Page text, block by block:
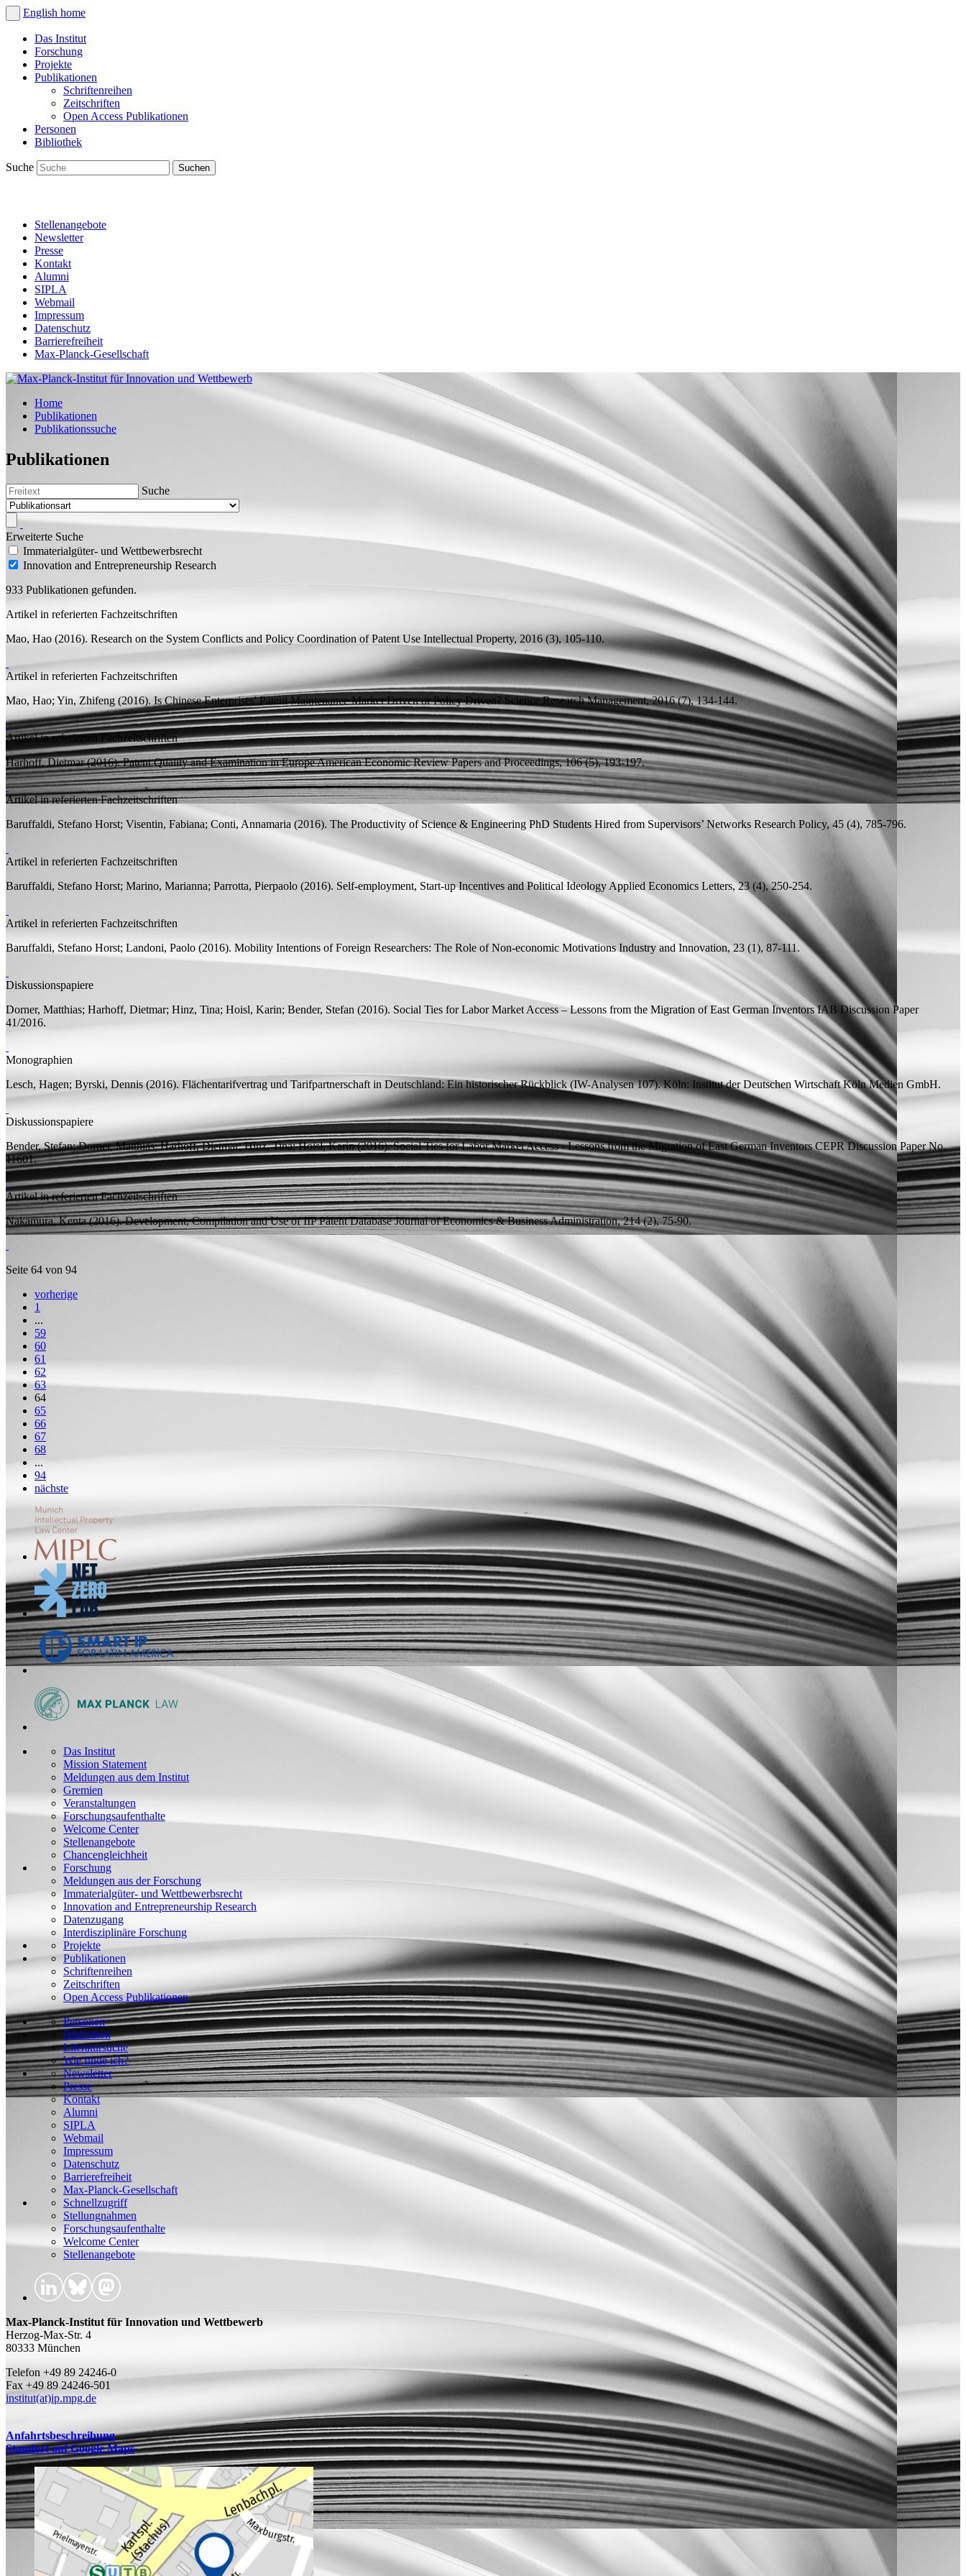
English home
Das Institut
Forschung
Projekte
Publikationen
Schriftenreihen
Zeitschriften
Open Access Publikationen
Personen
Bibliothek
Suche
Stellenangebote
Newsletter
Presse
Kontakt
Alumni
SIPLA
Webmail
Impressum
Datenschutz
Barrierefreiheit
Max-Planck-Gesellschaft
Home
Publikationen
Publikationssuche
Publikationen
Suche
Erweiterte Suche
Immaterialgüter- und Wettbewerbsrecht
Innovation and Entrepreneurship Research
933 Publikationen gefunden.
Artikel in referierten Fachzeitschriften
Mao, Hao (2016). Research on the System Conflicts and Policy Coordination of Patent Use Intellectual Property, 2016 (3), 105-110.
Artikel in referierten Fachzeitschriften
Mao, Hao; Yin, Zhifeng (2016). Is Chinese Enterprises' Patent Maintenance Market Driven or Policy Driven? Science Research Management, 2016 (7), 134-144.
Artikel in referierten Fachzeitschriften
Harhoff, Dietmar(2016).Patent Quality and Examination in EuropeAmerican Economic Review Papers and Proceedings, 106 (5), 193-197.
Artikel in referierten Fachzeitschriften
Baruffaldi, Stefano Horst; Visentin, Fabiana; Conti, Annamaria (2016). The Productivity of Science & Engineering PhD Students Hired from Supervisors’ Networks Research Policy, 45 (4), 785-796.
Artikel in referierten Fachzeitschriften
Baruffaldi, Stefano Horst; Marino, Marianna; Parrotta, Pierpaolo (2016). Self-employment, Start-up Incentives and Political Ideology Applied Economics Letters, 23 (4), 250-254.
Artikel in referierten Fachzeitschriften
Baruffaldi, Stefano Horst; Landoni, Paolo (2016). Mobility Intentions of Foreign Researchers: The Role of Non-economic MotivationsIndustry and Innovation, 23 (1), 87-111.
Diskussionspapiere
Dorner, Matthias; Harhoff, Dietmar; Hinz, Tina; Hoisl, Karin; Bender, Stefan (2016). Social Ties for Labor Market Access – Lessons from the Migration of East German Inventors IAB Discussion Paper
41/2016.
Monographien
Lesch, Hagen; Byrski, Dennis(2016). Flächentarifvertrag und Tarifpartnerschaft in Deutschland: Ein historischer Rückblick (IW-Analysen107). Köln: Institut der Deutschen Wirtschaft Köln Medien GmbH.
Diskussionspapiere
Bender, Stefan;Dorner, Matthias;Harhoff, Dietmar;Hinz, Tina;Hoisl, Karin(2016).Social Ties for Labor Market Access - Lessons from the Migration of East German Inventors CEPR Discussion PaperNo.
11601.
Artikel in referierten Fachzeitschriften
Nakamura, Kenta(2016).Development, Compilation and Use of IIP Patent DatabaseJournal of Economics & Business Administration, 214 (2), 75-90.
Seite 64 von 94
vorherige
1
...
59
60
61
62
63
64
65
66
67
68
...
94
nächste
Das Institut
Mission Statement
Meldungen aus dem Institut
Gremien
Veranstaltungen
Forschungsaufenthalte
Welcome Center
Stellenangebote
Chancengleichheit
Forschung
Meldungen aus der Forschung
Immaterialgüter- und Wettbewerbsrecht
Innovation and Entrepreneurship Research
Datenzugang
Interdisziplinäre Forschung
Projekte
Publikationen
Schriftenreihen
Zeitschriften
Open Access Publikationen
Personen
Bibliothek
Literatursuche
Wie finde ich?
Newsletter
Presse
Kontakt
Alumni
SIPLA
Webmail
Impressum
Datenschutz
Barrierefreiheit
Max-Planck-Gesellschaft
Schnellzugriff
Stellungnahmen
Forschungsaufenthalte
Welcome Center
Stellenangebote
Max-Planck-Institut für Innovation und Wettbewerb
Herzog-Max-Str. 4
80333 München
Telefon +49 89 24246-0
Fax +49 89 24246-501
institut(at)ip.mpg.de
Anfahrtsbeschreibung
Standort auf Google Maps